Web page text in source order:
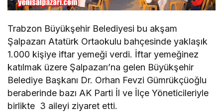
Trabzon Büyükşehir Belediyesi bu akşam
Şalpazarı Atatürk Ortaokulu bahçesinde yaklaşık
1.000 kişiye iftar yemeği verdi. İftar yemeğinez
katılmak üzere Şalpazarı’na gelen Büyükşehir
Belediye Başkanı Dr. Orhan Fevzi Gümrükçüoğlu
beraberinde bazı AK Parti İl ve İlçe Yöneticileriyle
birlikte 3 aileyi ziyaret etti.